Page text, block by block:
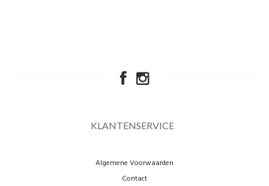
KLANTENSERVICE
Algemene Voorwaarden
Contact